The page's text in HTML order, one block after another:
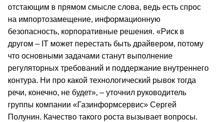
отстающим в прямом смысле слова, ведь есть спрос
на импортозамещение, информационную
безопасность, корпоративные решения. «Риск в
другом – IT может перестать быть драйвером, потому
что основными задачами станут выполнение
регуляторных требований и поддержание внутреннего
контура. Ни про какой технологический рывок тогда
речи, конечно, не будет», – уточнил руководитель
группы компании «Газинформсервис» Сергей
Полунин. Качество такого роста вызывает вопросы.